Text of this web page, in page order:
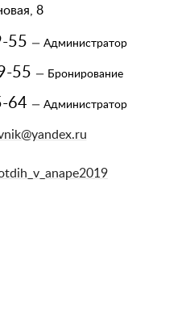
8
55 — Администратор
55 — Бронирование
64 — Администратор